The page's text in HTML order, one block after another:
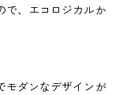
で、エコロジカルか
モダンなデザインが